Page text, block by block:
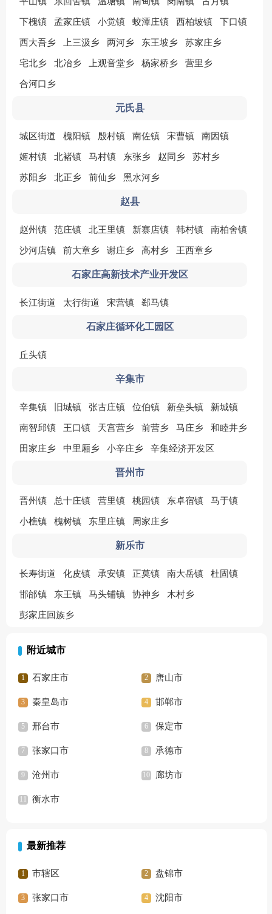
下槐镇 孟家庄镇 小觉镇 蛟潭庄镇 西柏坡镇 下口镇
西大吾乡 上三汲乡 两河乡 东王坡乡 苏家庄乡
宅北乡 北冶乡 上观音堂乡 杨家桥乡 营里乡
合河口乡
元氏县
城区街道 槐阳镇 殷村镇 南佐镇 宋曹镇 南因镇
姬村镇 北褚镇 马村镇 东张乡 赵同乡 苏村乡
苏阳乡 北正乡 前仙乡 黑水河乡
赵县
赵州镇 范庄镇 北王里镇 新寨店镇 韩村镇 南柏舍镇
沙河店镇 前大章乡 谢庄乡 高村乡 王西章乡
石家庄高新技术产业开发区
长江街道 太行街道 宋营镇 郄马镇
石家庄循环化工园区
丘头镇
辛集市
辛集镇 旧城镇 张古庄镇 位伯镇 新垒头镇 新城镇
南智邱镇 王口镇 天宫营乡 前营乡 马庄乡 和睦井乡
田家庄乡 中里厢乡 小辛庄乡 辛集经济开发区
晋州市
晋州镇 总十庄镇 营里镇 桃园镇 东卓宿镇 马于镇
小樵镇 槐树镇 东里庄镇 周家庄乡
新乐市
长寿街道 化皮镇 承安镇 正莫镇 南大岳镇 杜固镇
邯邰镇 东王镇 马头铺镇 协神乡 木村乡
彭家庄回族乡
附近城市
石家庄市 唐山市
秦皇岛市 邯郸市
邢台市 保定市
张家口市 承德市
沧州市 廊坊市
衡水市
最新推荐
市辖区 盘锦市
张家口市 沈阳市